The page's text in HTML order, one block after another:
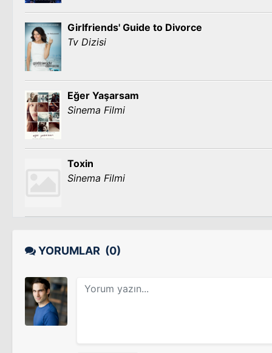
Girlfriends' Guide to Divorce
Tv Dizisi
Eğer Yaşarsam
Sinema Filmi
Toxin
Sinema Filmi
YORUMLAR (0)